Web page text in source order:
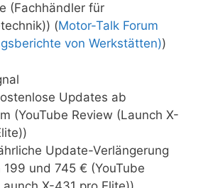
(Fachhändler für
(Motor-Talk Forum
von Werkstätten))
Updates ab
(YouTube Review (Launch X-
Update-Verlängerung
199 und 745 € (YouTube